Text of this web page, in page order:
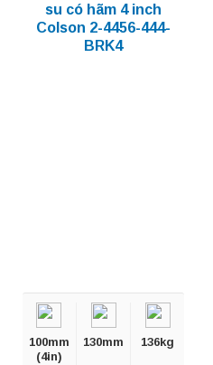
su có hãm 4 inch
Colson 2-4456-444-
BRK4
100mm
(4in)
130mm 136kg